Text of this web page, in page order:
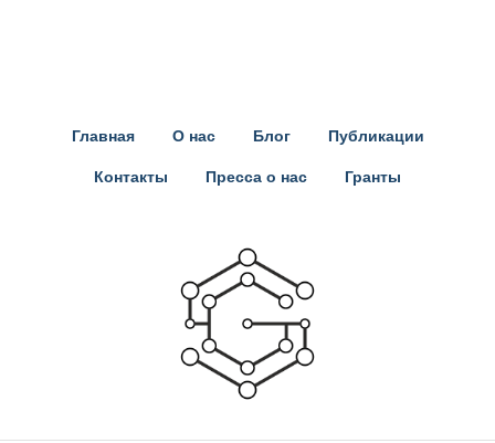
Главная О нас Блог Публикации
Контакты Пресса о нас Гранты